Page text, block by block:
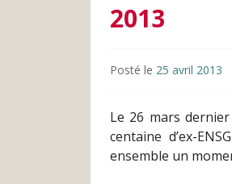
2013
Posté le 25 avril 2013
Le 26 mars
centaine d’ex-
ensemble un